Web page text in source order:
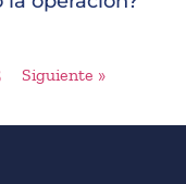
Siguiente »